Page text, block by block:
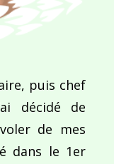
puis chef
décidé de
de mes
dans le 1er